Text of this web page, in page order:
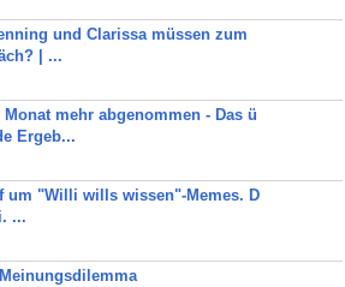
und Clarissa müssen zum
| ...
mehr abgenommen - Das ü
Ergeb...
um "Willi wills wissen"-Memes. D
...